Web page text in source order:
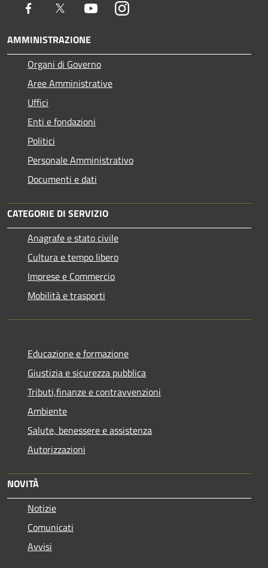
Facebook Twitter YoutubeInstagram
AMMINISTRAZIONE
Organi di Governo
Aree Amministrative
Uffici
Enti e fondazioni
Politici
Personale Amministrativo
Documenti e dati
CATEGORIE DI SERVIZIO
Anagrafe e stato civile
Cultura e tempo libero
Imprese e Commercio
Mobilità e trasporti
Educazione e formazione
Giustizia e sicurezza pubblica
Tributi,finanze e contravvenzioni
Ambiente
Salute, benessere e assistenza
Autorizzazioni
NOVITÀ
Notizie
Comunicati
Avvisi